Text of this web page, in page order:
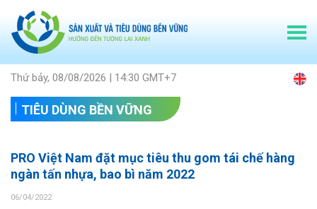
Thứ bảy, 08/08/2026 | 14:30 GMT+7
TIÊU DÙNG BỀN VỮNG
PRO Việt Nam đặt mục tiêu thu gom tái chế hàng
ngàn tấn nhựa, bao bì năm 2022
06/04/2022